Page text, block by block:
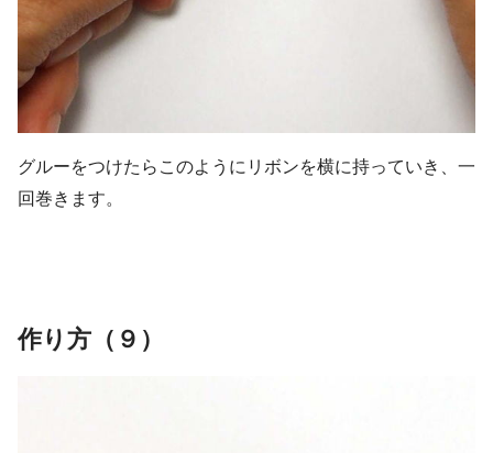
グルーをつけたらこのようにリボンを横に持っていき、一
回巻きます。
作り方（９）